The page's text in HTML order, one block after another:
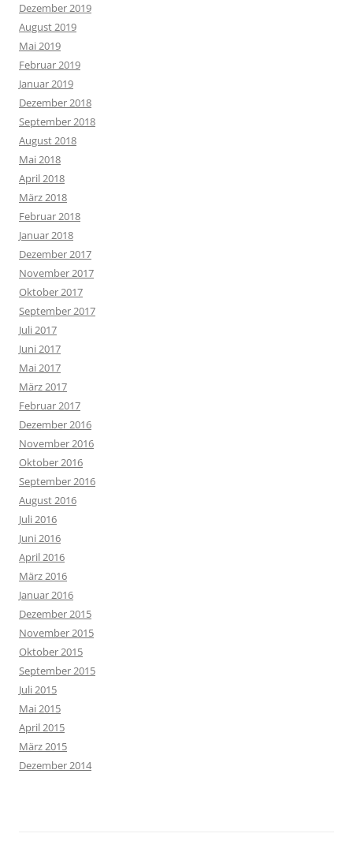
Dezember 2019
August 2019
Mai 2019
Februar 2019
Januar 2019
Dezember 2018
September 2018
August 2018
Mai 2018
April 2018
März 2018
Februar 2018
Januar 2018
Dezember 2017
November 2017
Oktober 2017
September 2017
Juli 2017
Juni 2017
Mai 2017
März 2017
Februar 2017
Dezember 2016
November 2016
Oktober 2016
September 2016
August 2016
Juli 2016
Juni 2016
April 2016
März 2016
Januar 2016
Dezember 2015
November 2015
Oktober 2015
September 2015
Juli 2015
Mai 2015
April 2015
März 2015
Dezember 2014